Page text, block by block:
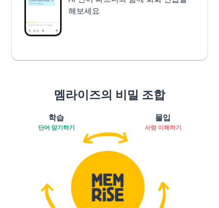
해보세요
멤라이즈의 비밀 조합
학습
단어 암기하기
몰입
사람 이해하기